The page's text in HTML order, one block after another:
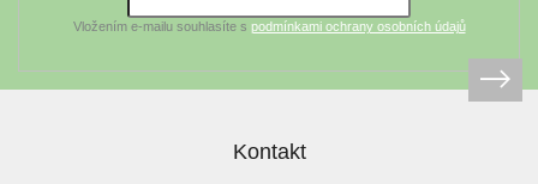
Vložením e-mailu souhlasíte s podmínkami ochrany osobních údajů
Kontakt